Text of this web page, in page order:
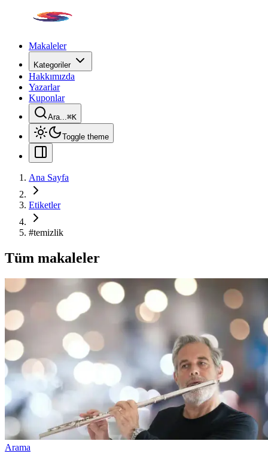
Makaleler
Kategoriler
Hakkımızda
Yazarlar
Kuponlar
Ara...⌘K
Toggle theme
Ana Sayfa
Etiketler
#temizlik
Tüm makaleler
Arama